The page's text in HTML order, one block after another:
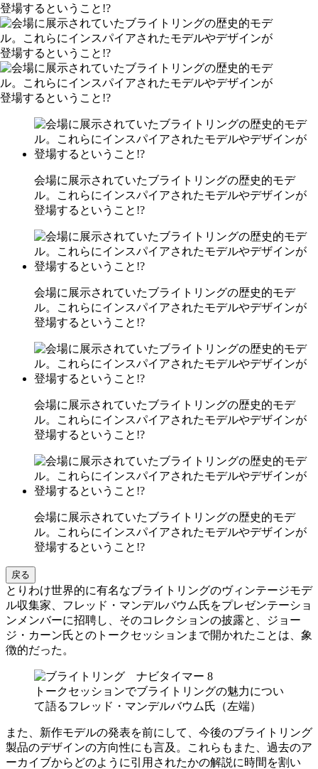
会場に展示されていたブライトリングの歴史的モデ
ル。これらにインスパイアされたモデルやデザインが
登場するということ!?
会場に展示されていたブライトリングの歴史的モデ
ル。これらにインスパイアされたモデルやデザインが
登場するということ!?
会場に展示されていたブライトリングの歴史的モデ
ル。これらにインスパイアされたモデルやデザインが
登場するということ!?
会場に展示されていたブライトリングの歴史的モデ
ル。これらにインスパイアされたモデルやデザインが
登場するということ!?
戻る
とりわけ世界的に有名なブライトリングのヴィンテージモデ
ル収集家、フレッド・マンデルバウム氏をプレゼンテーショ
ンメンバーに招聘し、そのコレクションの披露と、ジョー
ジ・カーン氏とのトークセッションまで開かれたことは、象
徴的だった。
トークセッションでブライトリングの魅力につい
て語るフレッド・マンデルバウム氏（左端）
また、新作モデルの発表を前にして、今後のブライトリング
製品のデザインの方向性にも言及。これらもまた、過去のア
ーカイブからどのように引用されたかの解説に時間を割い